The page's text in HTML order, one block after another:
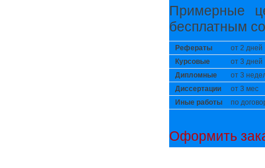
Примерные
бесплатным
Рефераты
от 2 дней
Курсовые
от 3 дней
Дипломные
от 3
Диссертации
от 3 мес
Иные работы
по
Оформить